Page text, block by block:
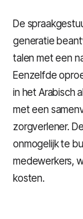
De
generatie
talen met een
Eenzelfde
in het Arabisch
met een
zorgverlener.
onmogelijk te
medewerkers,
kosten.